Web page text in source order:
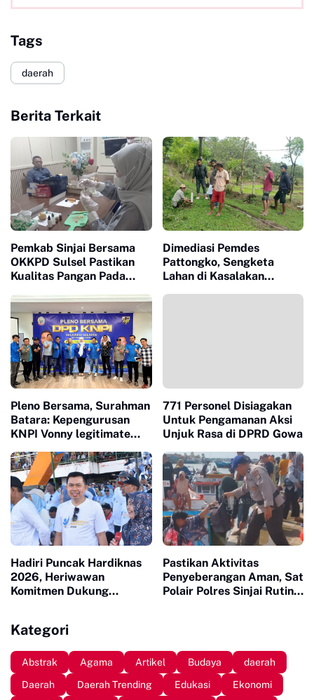
Tags
daerah
Berita Terkait
Pemkab Sinjai Bersama
OKKPD Sulsel Pastikan
Kualitas Pangan Pada
Gratis
Dimediasi Pemdes
Pattongko, Sengketa
Lahan di Kasalakan
Pleno Bersama, Surahman
Batara: Kepengurusan
KNPI Vonny legitimate
771 Personel Disiagakan
Untuk Pengamanan Aksi
Unjuk Rasa di DPRD Gowa
Hadiri Puncak Hardiknas
2026, Heriwawan
Komitmen Dukung
Pastikan Aktivitas
Penyeberangan Aman, Sat
Polair Polres Sinjai Rutin
Kategori
Abstrak Agama Artikel Budaya
daerah
Daerah
Daerah Trending Edukasi
Ekonomi